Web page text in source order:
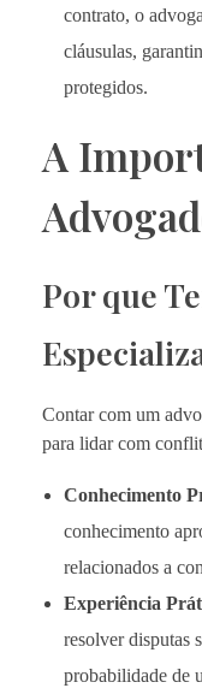
contrato, o
cláusulas,
protegidos.
A
Por que
Contar com um
para lidar com
Conhecimento
conhecimento
relacionados a
Experiência
resolver disputas
probabilidade de